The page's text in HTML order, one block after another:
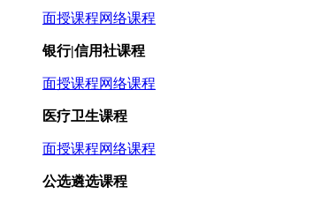
面授课程网络课程
银行|信用社课程
面授课程网络课程
医疗卫生课程
面授课程网络课程
公选遴选课程